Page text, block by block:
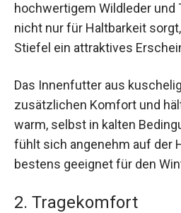
hochwertigem Wildleder und
nicht nur für Haltbarkeit
Stiefel ein attraktives
Das Innenfutter aus
zusätzlichen Komfort und
warm, selbst in kalten
fühlt sich angenehm auf der
bestens geeignet für den
2. Tragekomfort